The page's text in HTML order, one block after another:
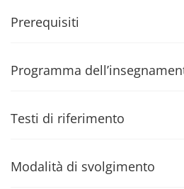
Prerequisiti
Programma
Testi di riferimento
Modalità di svolgimento